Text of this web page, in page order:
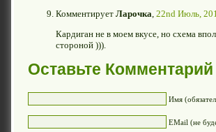
Комментирует Ларочка 22nd Июль,
Кардиган не в моем вкусе, но схема
стороной ))).
Оставьте Комментарий
Имя
EMail (не